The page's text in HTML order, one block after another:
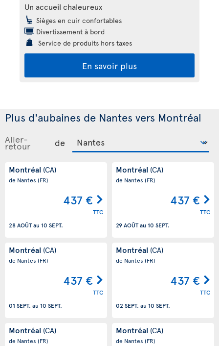
Un accueil chaleureux
Sièges en cuir confortables
Divertissement à bord
Service de produits hors taxes
En savoir plus
Plus d'aubaines de Nantes vers Montréal
Aller-
retour de
Montréal (CA)
de Nantes (FR)
437 €
TTC
28 AOÛTau 10 SEPT.
Montréal (CA)
de Nantes (FR)
437 €
TTC
29 AOÛTau 10 SEPT.
Montréal (CA)
de Nantes (FR)
437 €
TTC
01 SEPT. au 10 SEPT.
Montréal (CA)
de Nantes (FR)
437 €
TTC
02 SEPT. au 10 SEPT.
Montréal (CA)
de Nantes (FR)
Montréal (CA)
de Nantes (FR)